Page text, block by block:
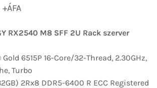
+ÁFA
RX2540 M8 SFF 2U Rack szerver
6515P 16-Core/32-Thread, 2.30GHz,
Turbo
2Rx8 DDR5-6400 R ECC Registered